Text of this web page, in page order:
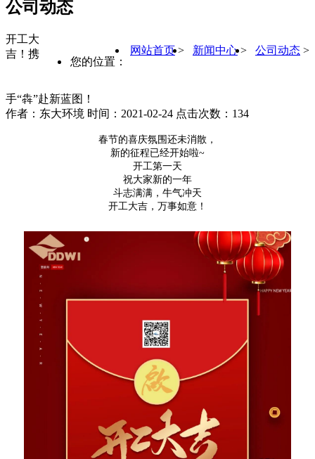
公司动态
您的位置：
网站首页> 新闻中心 > 公司动态 >
开工大
吉！携
手“犇”赴新蓝图！
作者：东大环境 时间：2021-02-24 点击次数：134
春节的喜庆氛围还未消散，
新的征程已经开始啦~
开工第一天
祝大家新的一年
斗志满满，牛气冲天
开工大吉，万事如意！